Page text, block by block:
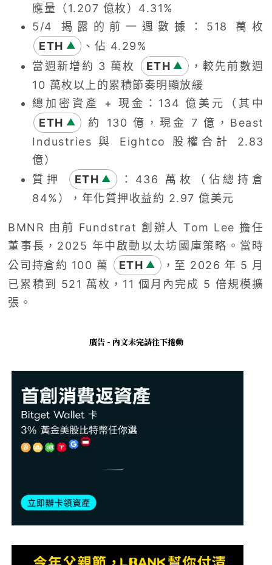
應量（1.207 億枚）4.31%
5/4 揭露的前一週數據：518 萬枚
ETH ▲
、佔 4.29%
當週新增約 3 萬枚
ETH ▲
，較先前數週
10 萬枚以上的累積節奏明顯放緩
總加密資產 + 現金：134 億美元（其中
ETH ▲
約 130 億，現金 7 億，Beast
Industries 與 Eightco 股權合計 2.83
億）
質押
ETH ▲
：436 萬枚（佔總持倉
84%），年化質押收益約 2.97 億美元
BMNR 由前 Fundstrat 創辦人 Tom Lee 擔任
董事長，2025 年中啟動以太坊國庫策略。當時
公司持倉約 100 萬
ETH ▲
，至 2026 年 5 月
已累積到 521 萬枚，11 個月內完成 5 倍規模擴
張。
廣告 - 內文未完請往下捲動